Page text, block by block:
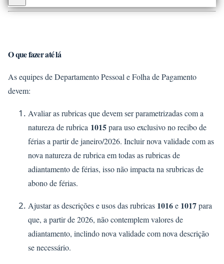
O que fazer até lá
As equipes de Departamento Pessoal e Folha de Pagamento
devem:
Avaliar as rubricas que devem ser parametrizadas com a
natureza de rubrica 1015para uso exclusivo no recibo de
férias a partir de janeiro/2026. Incluir nova validade com as
nova natureza de rubrica em todas as rubricas de
adiantamento de férias, isso não impacta na srubricas de
abono de férias.
Ajustar as descrições e usos das rubricas 1016e 1017para
que, a partir de 2026, não contemplem valores de
adiantamento, inclindo nova validade com nova descrição
se necessário.